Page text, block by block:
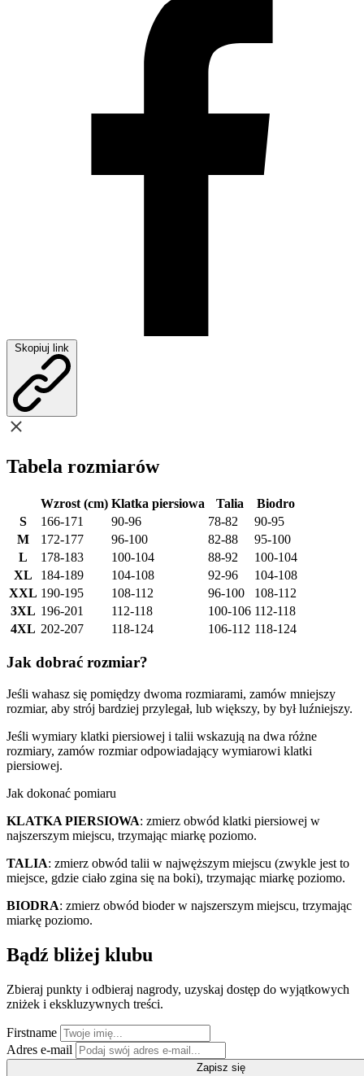
Skopiuj link
Tabela rozmiarów
Wzrost (cm) Klatka piersiowa Talia
Biodro
S
166-171 90-96 78-82
90-95
M
172-177 96-100 82-88
95-100
L
178-183 100-104 88-92
100-104
XL
184-189 104-108 92-96
104-108
XXL 190-195 108-112 96-100
108-112
3XL 196-201 112-118 100-106 112-118
4XL 202-207 118-124 106-112 118-124
Jak dobrać rozmiar?
Jeśli wahasz się pomiędzy dwoma rozmiarami, zamów mniejszy
rozmiar, aby strój bardziej przylegał, lub większy, by był luźniejszy.
Jeśli wymiary klatki piersiowej i talii wskazują na dwa różne
rozmiary, zamów rozmiar odpowiadający wymiarowi klatki
piersiowej.
Jak dokonać pomiaru
KLATKA PIERSIOWA: zmierz obwód klatki piersiowej w
najszerszym miejscu, trzymając miarkę poziomo.
TALIA: zmierz obwód talii w najwęższym miejscu (zwykle jest to
miejsce, gdzie ciało zgina się na boki), trzymając miarkę poziomo.
BIODRA: zmierz obwód bioder w najszerszym miejscu, trzymając
miarkę poziomo.
Bądź bliżej klubu
Zbieraj punkty i odbieraj nagrody, uzyskaj dostęp do wyjątkowych
zniżek i ekskluzywnych treści.
Firstname
Adres e-mail
Zapisz się